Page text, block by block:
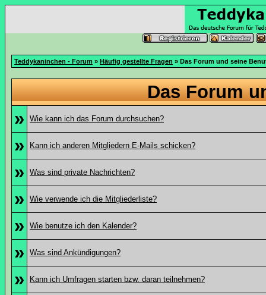
Teddykaninchen - Forum » Häufig gestellte Fragen » Das Forum und seine
Das Forum
»
Wie kann ich das Forum durchsuchen?
» Kann ich anderen Mitgliedern E-Mails schicken?
» Was sind private Nachrichten?
» Wie verwende ich die Mitgliederliste?
» Wie benutze ich den Kalender?
» Was sind Ankündigungen?
» Kann ich Umfragen starten bzw. daran teilnehmen?